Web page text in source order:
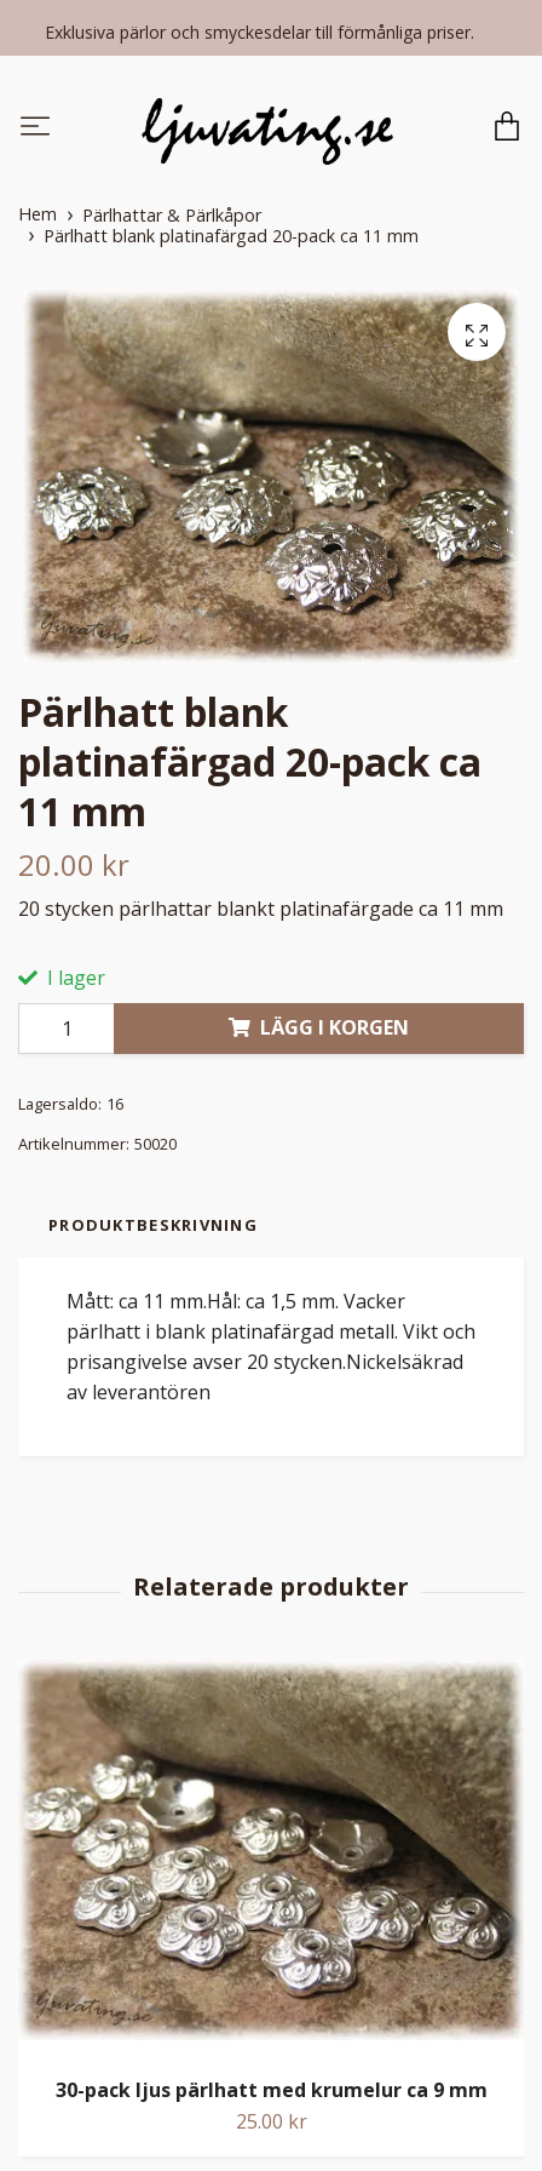
Exklusiva pärlor och smyckesdelar till förmånliga priser.
Hem
Pärlhattar & Pärlkåpor
Pärlhatt blank platinafärgad 20-pack ca 11 mm
Pärlhatt blank
platinafärgad 20-pack ca
11 mm
20.00 kr
20 stycken pärlhattar blankt platinafärgade ca 11 mm
I lager
LÄGG I KORGEN
Lagersaldo: 16
Artikelnummer: 50020
PRODUKTBESKRIVNING
Mått: ca 11 mm.Hål: ca 1,5 mm. Vacker
pärlhatt i blank platinafärgad metall. Vikt och
prisangivelse avser 20 stycken.Nickelsäkrad
av leverantören
30-pack ljus pärlhatt med krumelur ca 9 mm
25.00 kr